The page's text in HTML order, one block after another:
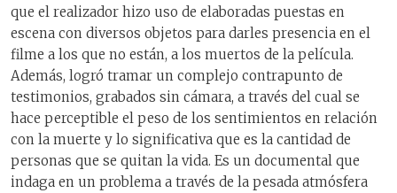
que el realizador hizo uso de elaboradas puestas en
escena con diversos objetos para darles presencia en el
filme a los que no están, a los muertos de la película.
Además, logró tramar un complejo contrapunto de
testimonios, grabados sin cámara, a través del cual se
hace perceptible el peso de los sentimientos en relación
con la muerte y lo significativa que es la cantidad de
personas que se quitan la vida. Es un documental que
indaga en un problema a través de la pesada atmósfera